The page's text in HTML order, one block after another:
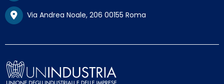
Via Andrea Noale, 206 00155 Roma